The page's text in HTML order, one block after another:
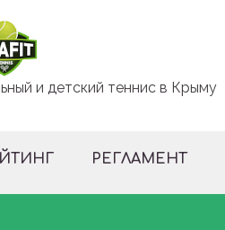
и детский теннис в Крыму
РЕГЛАМЕНТ